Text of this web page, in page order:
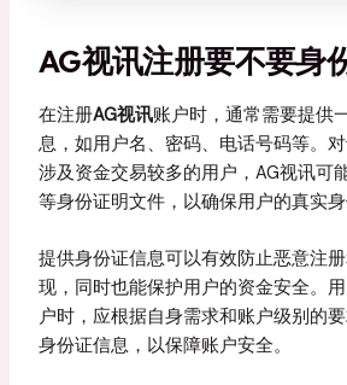
AG视讯注册要不要身
在注册AG视讯账户时，通常需要提供
息，如用户名、密码、电话号码等。
涉及资金交易较多的用户，AG视讯可
等身份证明文件，以确保用户的真实身
提供身份证信息可以有效防止恶意注
现，同时也能保护用户的资金安全。
户时，应根据自身需求和账户级别的
身份证信息，以保障账户安全。